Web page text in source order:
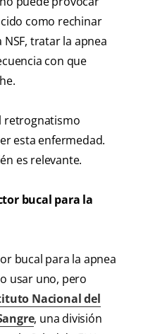
como rechinar
tratar la apnea
con que
retrognatismo
esta enfermedad.
es relevante.
bucal para la
bucal para la apnea
usar uno, pero
Nacional del
, una división